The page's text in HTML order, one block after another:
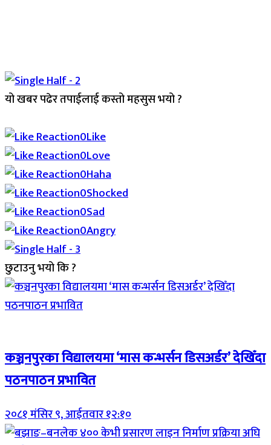
यो खबर पढेर तपाईलाई कस्तो महसुस भयो ?
0Like
0Love
0Haha
0Shocked
0Sad
0Angry
छुटाउनु भयो कि ?
कञ्चनपुरका विद्यालयमा ‘मास कन्भर्सन डिसअर्डर’ देखिँदा
पठनपाठन प्रभावित
२०८१ मंसिर ९, आईतवार १२:१०